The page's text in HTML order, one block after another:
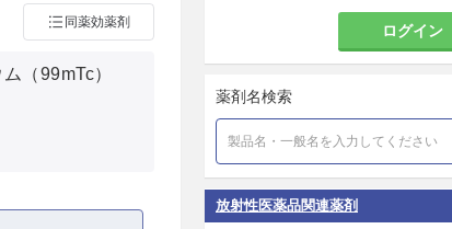
同薬効薬剤
（99mTc）
ログイン
薬剤名検索
放射性医薬品関連薬剤